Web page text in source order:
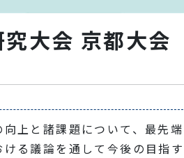
大会 京都大会
上と諸課題について、最先端
る議論を通して今後の目指す